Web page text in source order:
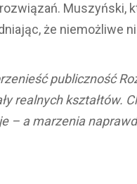
Muszyński,
że niemożliwe
publiczność
realnych kształtów.
– a marzenia